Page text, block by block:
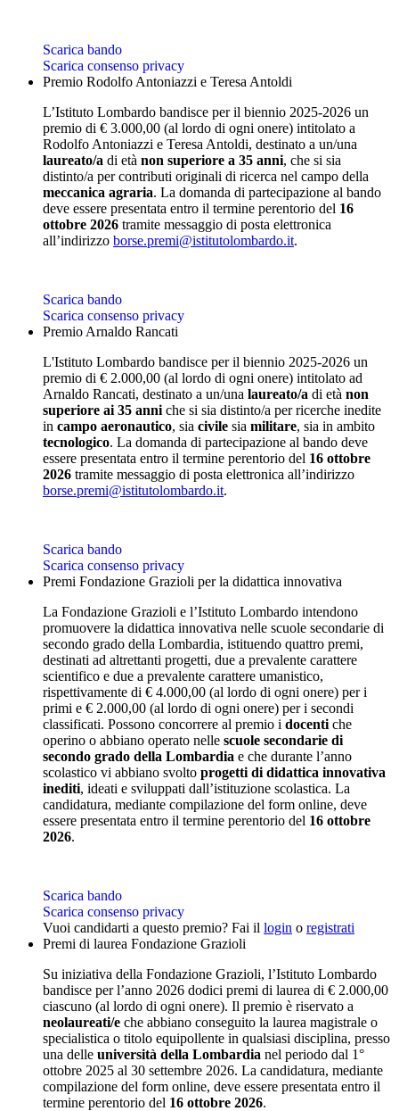
Scarica bando
Scarica consenso privacy
Premio Rodolfo Antoniazzi e Teresa Antoldi
L’Istituto Lombardo bandisce per il biennio 2025-2026 un
premio di € 3.000,00 (al lordo di ogni onere) intitolato a
Rodolfo Antoniazzi e Teresa Antoldi, destinato a un/una
laureato/a di età non superiore a 35 anni, che si sia
distinto/a per contributi originali di ricerca nel campo della
meccanica agraria. La domanda di partecipazione al bando
deve essere presentata entro il termine perentorio del 16
ottobre 2026 tramite messaggio di posta elettronica
all’indirizzo borse.premi@istitutolombardo.it.
Scarica bando
Scarica consenso privacy
Premio Arnaldo Rancati
L'Istituto Lombardo bandisce per il biennio 2025-2026 un
premio di € 2.000,00 (al lordo di ogni onere) intitolato ad
Arnaldo Rancati, destinato a un/una laureato/a di età non
superiore ai 35 anni che si sia distinto/a per ricerche inedite
in campo aeronautico, sia civile sia militare, sia in ambito
tecnologico. La domanda di partecipazione al bando deve
essere presentata entro il termine perentorio del 16 ottobre
2026 tramite messaggio di posta elettronica all’indirizzo
borse.premi@istitutolombardo.it.
Scarica bando
Scarica consenso privacy
Premi Fondazione Grazioli per la didattica innovativa
La Fondazione Grazioli e l’Istituto Lombardo intendono
promuovere la didattica innovativa nelle scuole secondarie di
secondo grado della Lombardia, istituendo quattro premi,
destinati ad altrettanti progetti, due a prevalente carattere
scientifico e due a prevalente carattere umanistico,
rispettivamente di € 4.000,00 (al lordo di ogni onere) per i
primi e € 2.000,00 (al lordo di ogni onere) per i secondi
classificati. Possono concorrere al premio i docenti che
operino o abbiano operato nelle scuole secondarie di
secondo grado della Lombardia e che durante l’anno
scolastico vi abbiano svolto progetti di didattica innovativa
inediti, ideati e sviluppati dall’istituzione scolastica. La
candidatura, mediante compilazione del form online, deve
essere presentata entro il termine perentorio del 16 ottobre
2026.
Scarica bando
Scarica consenso privacy
Vuoi candidarti a questo premio? Fai il login o registrati
Premi di laurea Fondazione Grazioli
Su iniziativa della Fondazione Grazioli, l’Istituto Lombardo
bandisce per l’anno 2026 dodici premi di laurea di € 2.000,00
ciascuno (al lordo di ogni onere). Il premio è riservato a
neolaureati/e che abbiano conseguito la laurea magistrale o
specialistica o titolo equipollente in qualsiasi disciplina, presso
una delle università della Lombardia nel periodo dal 1°
ottobre 2025 al 30 settembre 2026. La candidatura, mediante
compilazione del form online, deve essere presentata entro il
termine perentorio del 16 ottobre 2026.